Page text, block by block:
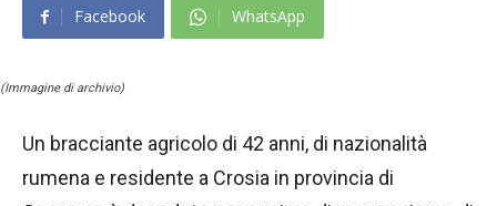
Facebook WhatsApp
(Immagine di archivio)
Un bracciante agricolo di 42 anni, di nazionalità
rumena e residente a Crosia in provincia di